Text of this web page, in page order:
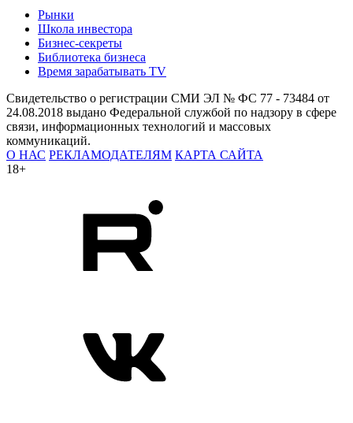
Рынки
Школа инвестора
Бизнес-секреты
Библиотека бизнеса
Время зарабатывать TV
Свидетельство о регистрации СМИ ЭЛ № ФС 77 - 73484 от
24.08.2018 выдано Федеральной службой по надзору в сфере
связи, информационных технологий и массовых
коммуникаций.
О НАС РЕКЛАМОДАТЕЛЯМ КАРТА САЙТА
18+